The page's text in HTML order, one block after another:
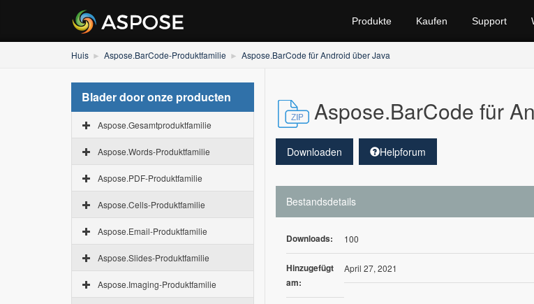
Produkte Kaufen Support
Huis Aspose.BarCode-Produktfamilie Aspose.BarCode für Android über Java
Blader door onze producten
Aspose.Gesamtproduktfamilie
Aspose.Words-Produktfamilie
Aspose.PDF-Produktfamilie
Aspose.Cells-Produktfamilie
Aspose.Email-Produktfamilie
Aspose.Slides-Produktfamilie
Aspose.Imaging-Produktfamilie
Aspose.BarCode für
Downloaden Helpforum
Bestandsdetails
Downloads: 100
Hinzugefügt
am:
April 27, 2021